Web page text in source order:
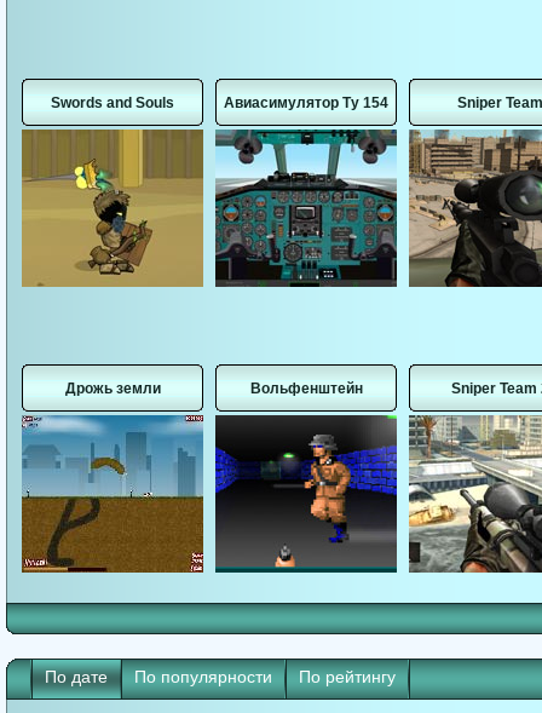
Swords and Souls Авиасимулятор Ту 154 Sniper Team
Дрожь земли Вольфенштейн Sniper Team
По дате По популярности По рейтингу